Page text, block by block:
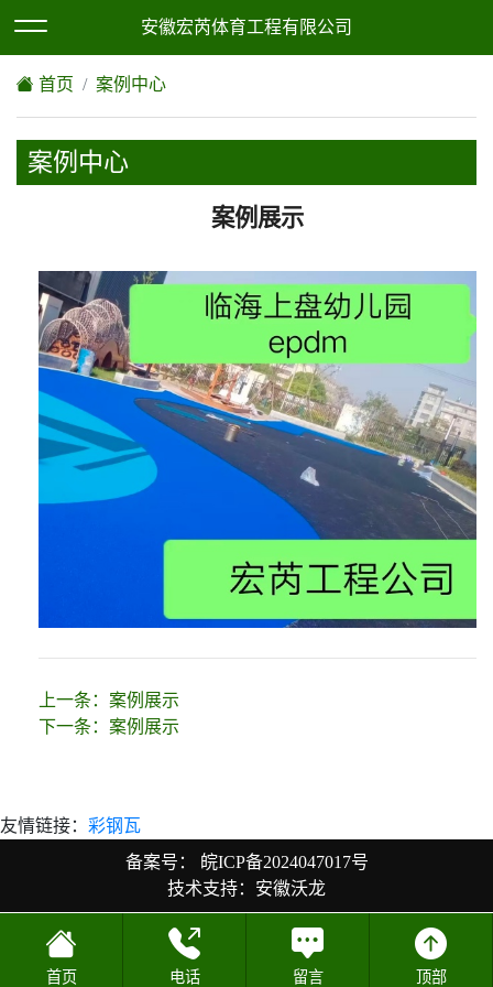
欢迎访问安徽宏芮体育工程有限公司网站！
安徽宏芮体育工程有限公司
首页 案例中心
案例中心
案例展示
上一条： 案例展示
下一条： 案例展示
友情链接： 彩钢瓦
备案号：
皖ICP备2024047017号
技术支持：安徽沃龙
首页 电话 留言 顶部